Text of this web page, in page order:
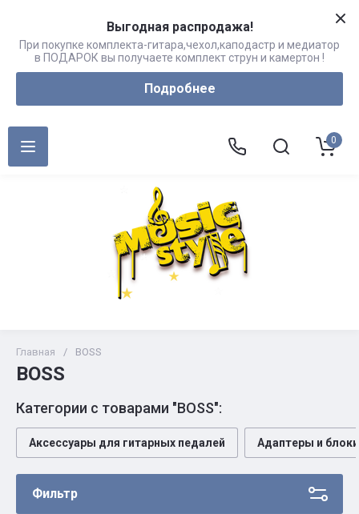
Выгодная распродажа!
При покупке комплекта-гитара,чехол,каподастр и медиатор
в ПОДАРОК вы получаете комплект струн и камертон !
Подробнее
0
Главная / BOSS
BOSS
Категории с товарами "BOSS":
Аксессуары для гитарных педалей Адаптеры и
Фильтр